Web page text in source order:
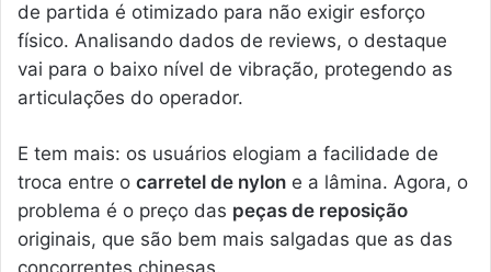
de partida é otimizado para não exigir esforço
físico. Analisando dados de reviews, o destaque
vai para o baixo nível de vibração, protegendo as
articulações do operador.
E tem mais: os usuários elogiam a facilidade de
troca entre o carretel de nylon e a lâmina. Agora, o
problema é o preço das peças de reposição
originais, que são bem mais salgadas que as das